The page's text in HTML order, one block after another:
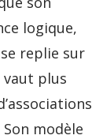
logique,
replie sur
vaut plus
modèle